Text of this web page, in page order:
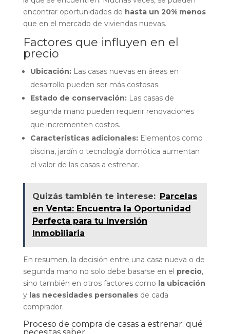
encontrar oportunidades de hasta un 20% menos
que en el mercado de viviendas nuevas.
Factores que influyen en el
precio
Ubicación:Las casas nuevas en áreas en
desarrollo pueden ser más costosas.
Estado de conservación:Las casas de
segunda mano pueden requerir renovaciones
que incrementen costos.
Características adicionales:Elementos como
piscina, jardín o tecnología domótica aumentan
el valor de las casas a estrenar.
Quizás también te interese: Parcelas
en Venta: Encuentra la Oportunidad
Perfecta para tu Inversión
Inmobiliaria
En resumen, la decisión entre una casa nueva o de
segunda mano no solo debe basarse en el precio,
sino también en otros factores como la ubicación
y las necesidades personalesde cada
comprador.
Proceso de compra de casas a estrenar: qué